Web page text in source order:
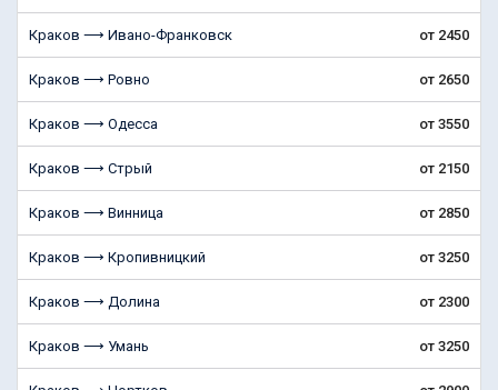
Краков ⟶ Ивано-Франковск от 2450
Краков ⟶ Ровно от 2650
Краков ⟶ Одесса от 3550
Краков ⟶ Стрый от 2150
Краков ⟶ Винница от 2850
Краков ⟶ Кропивницкий от 3250
Краков ⟶ Долина от 2300
Краков ⟶ Умань от 3250